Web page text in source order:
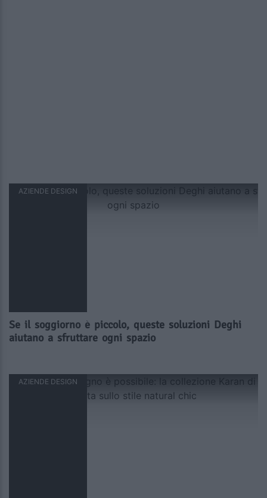
AZIENDE DESIGN
Se il soggiorno è piccolo, queste soluzioni Deghi
aiutano a sfruttare ogni spazio
AZIENDE DESIGN